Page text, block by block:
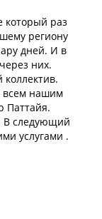
который раз
региону
дней. И в
них.
всем нашим
Паттайя.
В следующий
услугами .